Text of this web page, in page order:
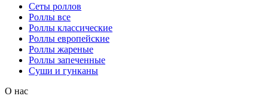
Сеты роллов
Роллы все
Роллы классические
Роллы европейские
Роллы жареные
Роллы запеченные
Суши и гунканы
О нас